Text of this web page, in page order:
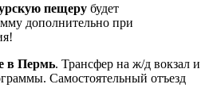
пещеру будет
дополнительно при
в Пермь. Трансфер на ж/д вокзал и
Самостоятельный отъезд